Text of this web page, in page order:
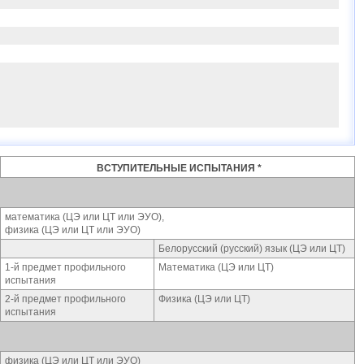
ВСТУПИТЕЛЬНЫЕ ИСПЫТАНИЯ *
математика (ЦЭ или ЦТ или ЭУО),
физика (ЦЭ или ЦТ или ЭУО)
Белорусский (русский) язык (ЦЭ или ЦТ)
1-й предмет профильного
испытания
Математика (ЦЭ или ЦТ)
2-й предмет профильного
испытания
Физика (ЦЭ или ЦТ)
физика (ЦЭ или ЦТ или ЭУО)